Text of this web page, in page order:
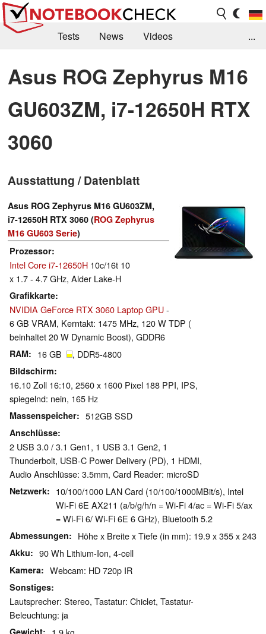
Tests News
Videos
Kaufberatung
Deals Suche
Jobs
Forum
...
Asus ROG Zephyrus M16
GU603ZM, i7-12650H RTX
3060
Ausstattung / Datenblatt
Asus ROG Zephyrus M16 GU603ZM,
i7-12650H RTX 3060 (ROG Zephyrus
M16 GU603 Serie)
Prozessor
Intel Core i7-12650H 10c/16t 10
x 1.7 - 4.7 GHz, Alder Lake-H
Grafikkarte
NVIDIA GeForce RTX 3060 Laptop GPU-
6 GB VRAM, Kerntakt: 1475 MHz, 120 W TDP (
beinhaltet 20 W Dynamic Boost), GDDR6
RAM 16 GB , DDR5-4800
Bildschirm
16.10 Zoll 16:10, 2560 x 1600 Pixel 188 PPI, IPS,
spiegelnd: nein, 165 Hz
Massenspeicher 512GB SSD
Anschlüsse
2 USB 3.0 / 3.1 Gen1, 1 USB 3.1 Gen2, 1
Thunderbolt, USB-C Power Delivery (PD), 1 HDMI,
Audio Anschlüsse: 3.5mm, Card Reader: microSD
Netzwerk
10/100/1000 LAN Card (10/100/1000MBit/s), Intel
Wi-Fi 6E AX211 (a/b/g/h/n = Wi-Fi 4/ac = Wi-Fi 5/ax
= Wi-Fi 6/ Wi-Fi 6E 6 GHz), Bluetooth 5.2
Abmessungen Höhe x Breite x Tiefe (in mm): 19.9 x 355 x 243
Akku 90 Wh Lithium-Ion, 4-cell
Kamera Webcam: HD 720p IR
Sonstiges
Lautsprecher: Stereo, Tastatur: Chiclet, Tastatur-
Beleuchtung: ja